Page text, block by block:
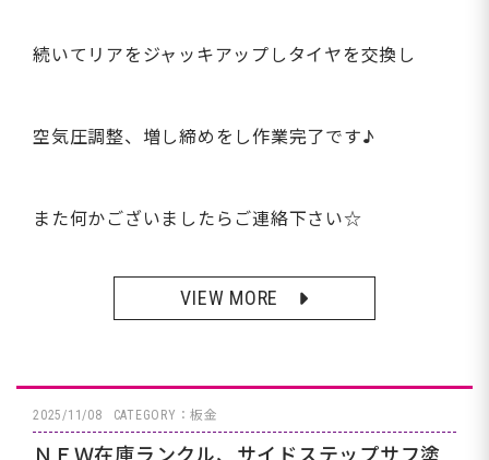
続いてリアをジャッキアップしタイヤを交換し
空気圧調整、増し締めをし作業完了です♪
また何かございましたらご連絡下さい☆
VIEW MORE
2025/11/08 CATEGORY：板金
ＮＥＷ在庫ランクル、サイドステップサフ塗